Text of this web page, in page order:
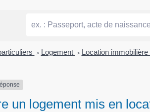
> Logement > Location immobilière
un logement mis en